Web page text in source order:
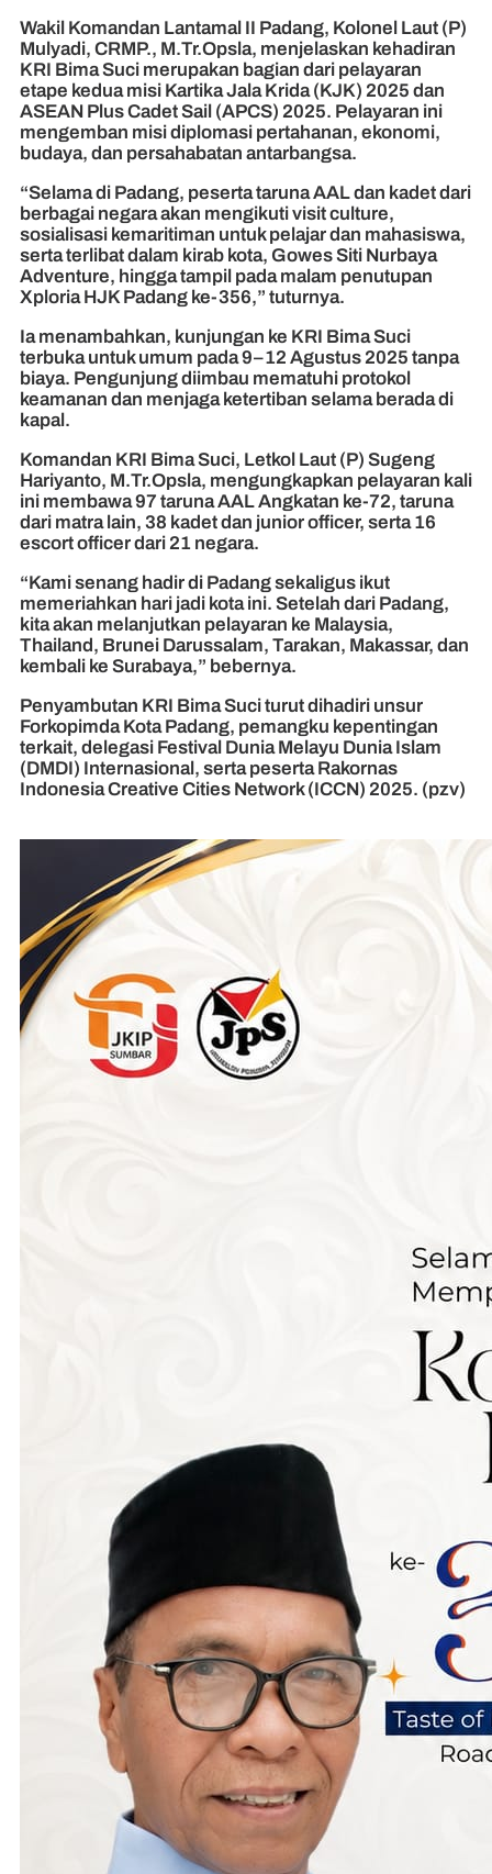
Wakil Komandan Lantamal II Padang, Kolonel Laut (P)
Mulyadi, CRMP., M.Tr.Opsla, menjelaskan kehadiran
KRI Bima Suci merupakan bagian dari pelayaran
etape kedua misi Kartika Jala Krida (KJK) 2025 dan
ASEAN Plus Cadet Sail (APCS) 2025. Pelayaran ini
mengemban misi diplomasi pertahanan, ekonomi,
budaya, dan persahabatan antarbangsa.
“Selama di Padang, peserta taruna AAL dan kadet dari
berbagai negara akan mengikuti visit culture,
sosialisasi kemaritiman untuk pelajar dan mahasiswa,
serta terlibat dalam kirab kota, Gowes Siti Nurbaya
Adventure, hingga tampil pada malam penutupan
Xploria HJK Padang ke-356,” tuturnya.
Ia menambahkan, kunjungan ke KRI Bima Suci
terbuka untuk umum pada 9–12 Agustus 2025 tanpa
biaya. Pengunjung diimbau mematuhi protokol
keamanan dan menjaga ketertiban selama berada di
kapal.
Komandan KRI Bima Suci, Letkol Laut (P) Sugeng
Hariyanto, M.Tr.Opsla, mengungkapkan pelayaran kali
ini membawa 97 taruna AAL Angkatan ke-72, taruna
dari matra lain, 38 kadet dan junior officer, serta 16
escort officer dari 21 negara.
“Kami senang hadir di Padang sekaligus ikut
memeriahkan hari jadi kota ini. Setelah dari Padang,
kita akan melanjutkan pelayaran ke Malaysia,
Thailand, Brunei Darussalam, Tarakan, Makassar, dan
kembali ke Surabaya,” bebernya.
Penyambutan KRI Bima Suci turut dihadiri unsur
Forkopimda Kota Padang, pemangku kepentingan
terkait, delegasi Festival Dunia Melayu Dunia Islam
(DMDI) Internasional, serta peserta Rakornas
Indonesia Creative Cities Network (ICCN) 2025. (pzv)